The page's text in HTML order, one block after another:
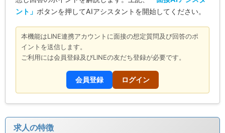
ント」 ボタンを押してAIアシスタントを開始してください。
本機能はLINE連携アカウントに面接の想定質問及び回答のポ
イントを送信します。
ご利用には会員登録及びLINEの友だち登録が必要です。
会員登録 ログイン
求人の特徴